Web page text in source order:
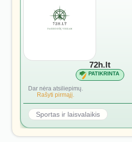
72h.lt
PATIKRINTA
Dar nėra atsiliepimų.
Rašyti pirmąjį.
Sportas ir laisvalaikis